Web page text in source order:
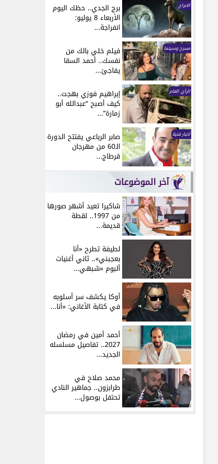
الابراج برج الجدي.. حظك اليوم
الأربعاء 8 يوليو:
انفراجة...
مسرح وسينما فيلم خلي بالك من
نفسك.. أحمد السقا
يفاجئ...
الرأي العام إبراهيم فوزي بهجت..
كيف أصبح “عبدالله أبو
زمارة”...
أخبار فنية صابر الرباعي يفتتح الدورة
الـ60 من مهرجان
قرطاج...
آخر الموضوعات
شاكيرا تعيد أشهر صورها
من 1997.. لقطة
قديمة...
لطيفة تطرح «أنا
بعجبني».. ثاني أغنيات
ألبوم «شبهي...
أوكا يكشف سر أسلوبه
في كتابة الأغاني: «أنا...
أحمد أمين في رمضان
2027.. تفاصيل مسلسله
الجديد...
محمد صلاح في
طرابزون.. جماهير النادي
تحتفل بوصول...